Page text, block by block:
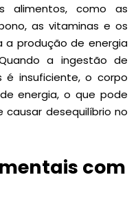
alimentos, como as
as vitaminas e os
a produção de energia
a ingestão de
é insuficiente, o corpo
energia, o que pode
desequilíbrio no
com